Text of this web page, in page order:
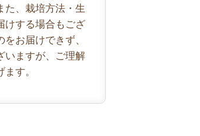
た、栽培方法・生
けする場合もござ
お届けできず、
いますが、ご理解
す。